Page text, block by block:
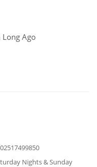
Ago
Nights & Sunday